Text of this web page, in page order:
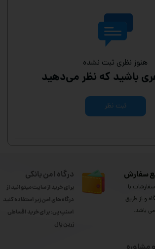
هنوز نظری ثبت نشده
باشید که نظر می‌دهید
ثبت نظر
سفارش
با
و از طریق
باشد.
درگاه امن بانکی
برای خرید از سایت میتوانید از
درگاه های امن زیر استفاده کنید
اسنپ پی: برای خرید اقساطی
​​​​​​​زرین پال